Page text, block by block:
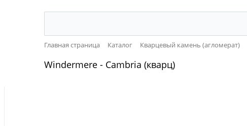
Главная страница Каталог Кварцевый камень (агломерат)
Windermere - Cambria (кварц)